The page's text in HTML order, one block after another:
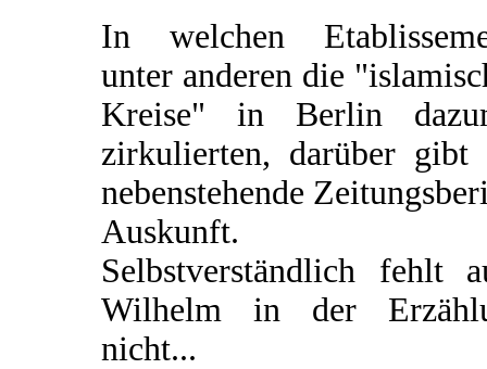
In welchen
unter anderen die
Kreise" in Berlin
zirkulierten, darüber gibt
nebenstehende
Auskunft.
Selbstverständlich fehlt
Wilhelm in der
nicht...